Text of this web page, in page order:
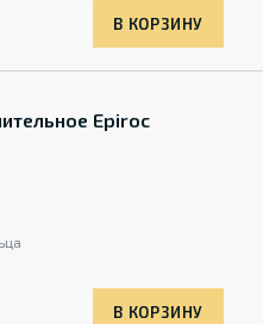
В КОРЗИНУ
Epiroc
В КОРЗИНУ